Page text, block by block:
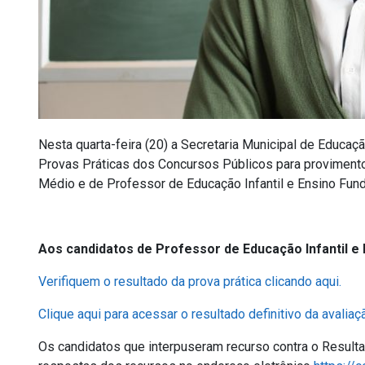
Nesta quarta-feira (20) a Secretaria Municipal de
Provas Práticas dos Concursos Públicos para
Médio e de Professor de Educação Infantil e Ensino
Aos candidatos de Professor de Educação Infantil e
Verifiquem o resultado da prova prática clicando aqui.
Clique aqui para acessar o resultado definitivo da
Os candidatos que interpuseram recurso contra o